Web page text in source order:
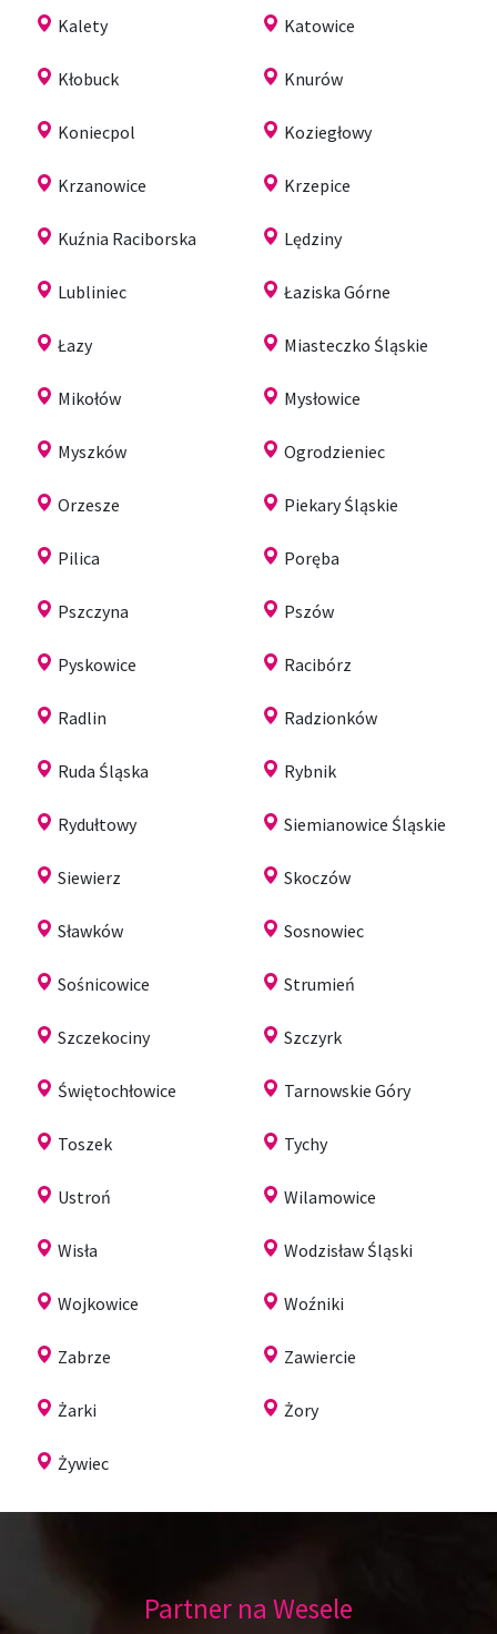
Kalety Katowice
Kłobuck Knurów
Koniecpol Koziegłowy
Krzanowice Krzepice
Kuźnia Raciborska Lędziny
Lubliniec Łaziska Górne
Łazy Miasteczko Śląskie
Mikołów Mysłowice
Myszków Ogrodzieniec
Orzesze Piekary Śląskie
Pilica Poręba
Pszczyna Pszów
Pyskowice Racibórz
Radlin Radzionków
Ruda Śląska Rybnik
Rydułtowy Siemianowice Śląskie
Siewierz Skoczów
Sławków Sosnowiec
Sośnicowice Strumień
Szczekociny Szczyrk
Świętochłowice Tarnowskie Góry
Toszek Tychy
Ustroń Wilamowice
Wisła Wodzisław Śląski
Wojkowice Woźniki
Zabrze Zawiercie
Żarki Żory
Żywiec
Partner na Wesele